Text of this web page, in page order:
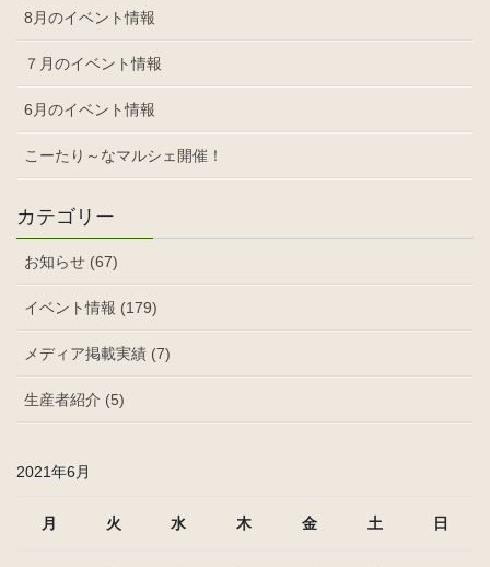
8月のイベント情報
７月のイベント情報
6月のイベント情報
こーたり～なマルシェ開催！
カテゴリー
お知らせ (67)
イベント情報 (179)
メディア掲載実績 (7)
生産者紹介 (5)
2021年6月
月 火 水 木 金 土 日